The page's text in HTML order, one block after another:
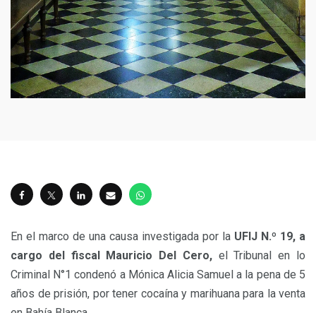
En el marco de una causa investigada por la UFIJ N.º 19, a
cargo del fiscal Mauricio Del Cero,el Tribunal en lo
Criminal N°1 condenó a Mónica Alicia Samuel a la pena de 5
años de prisión, por tener cocaína y marihuana para la venta